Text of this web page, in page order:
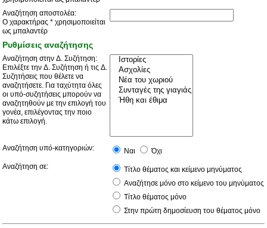
Αναζήτηση αποστολέα:
Ο χαρακτήρας * χρησιμοποιείται
ως μπαλαντέρ
Ρυθμίσεις αναζήτησης
Αναζήτηση στην Δ. Συζήτηση:
Επιλέξτε την Δ. Συζήτηση ή τις Δ.
Συζητήσεις που θέλετε να
αναζητήσετε. Για ταχύτητα όλες
οι υπό-συζητήσεις μπορούν να
αναζητηθούν με την επιλογή του
γονέα, επιλέγοντας την ποιο
κάτω επιλογή.
Αναζήτηση υπό-κατηγοριών: Ναι
Όχι
Αναζήτηση σε:
Τίτλο θέματος και κείμενο μηνύματος
Αναζήτησε μόνο στο κείμενο του μηνύματος
Τίτλο θέματος μόνο
Στην πρώτη δημοσίευση του θέματος μόνο